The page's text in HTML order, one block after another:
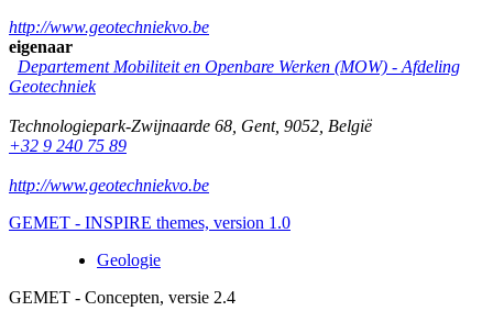
http://www.geotechniekvo.be
eigenaar
Departement Mobiliteit en Openbare Werken (MOW) - Afdeling
Geotechniek
Technologiepark-Zwijnaarde 68 Gent, 9052 België
+32 9 240 75 89
http://www.geotechniekvo.be
GEMET - INSPIRE themes, version 1.0
Geologie
GEMET - Concepten, versie 2.4